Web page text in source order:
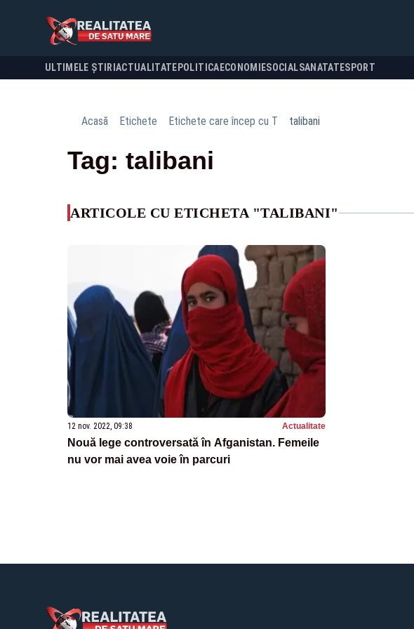
ULTIMELE ȘTIRI ACTUALITATE POLITICA ECONOMIESOCIALSANATATESPORT
Acasă Etichete Etichete care încep cu T talibani
Tag: talibani
ARTICOLE CU ETICHETA "TALIBANI"
12 nov. 2022, 09:38 Actualitate
Nouă lege controversată în Afganistan. Femeile
nu vor mai avea voie în parcuri